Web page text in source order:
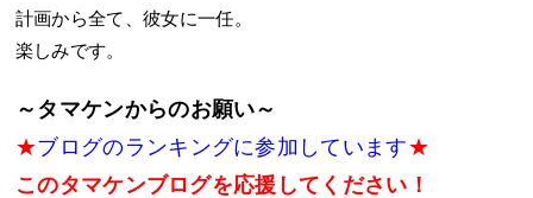
計画から全て、彼女に一任。
楽しみです。
～タマケンからのお願い～
★ブログのランキングに参加しています★
このタマケンブログを応援してください！